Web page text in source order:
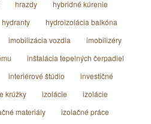
hrazdy
hybridné kúrenie
hydranty
hydroizolácia balkóna
imobilizácia vozdla
imobilizéry
inštalácia tepelných čerpadiel
interiérové štúdio
investičné
krúžky izolácie
izolácie
materiály
izolačné práce